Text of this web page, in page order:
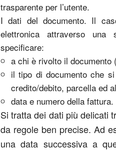
trasparente per l’utente.
I dati del documento. Il
elettronica attraverso una
specificare:
a chi è rivolto il documento
il tipo di documento che
credito/debito, parcella ed
data e numero della fattura.
Si tratta dei dati più delicati
da regole ben precise. Ad
una data successiva a